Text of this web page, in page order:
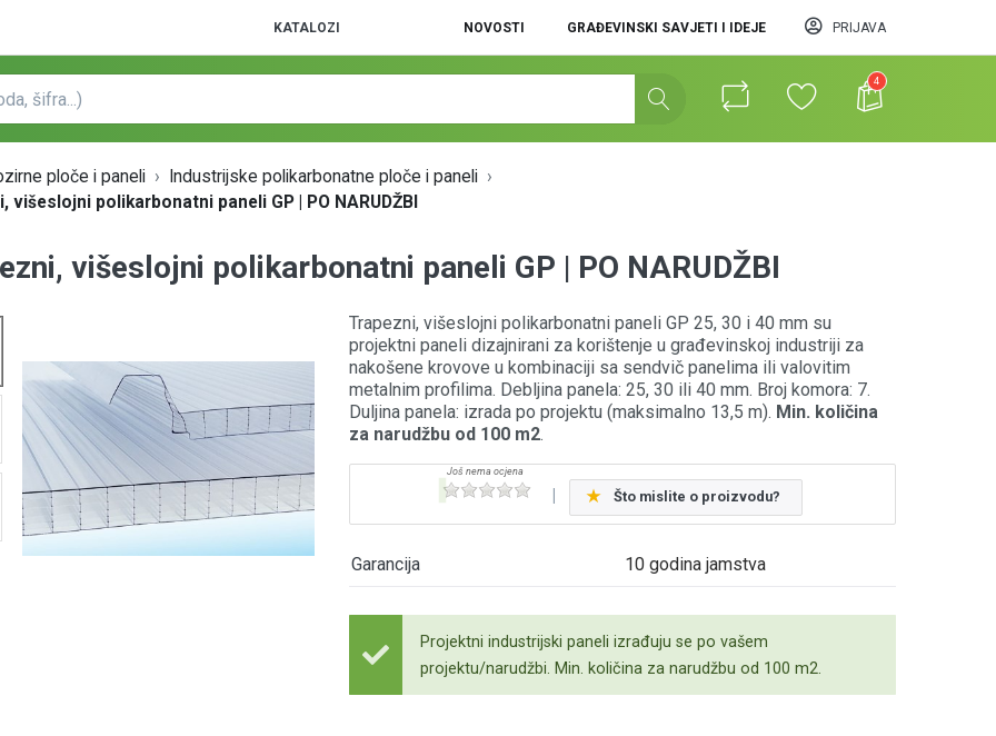
KATALOZI NOVOSTI GRAĐEVINSKI SAVJETI I IDEJE PRIJAVA
4
ploče i paneli
Industrijske polikarbonatne ploče i paneli
višeslojni polikarbonatni paneli GP | PO NARUDŽBI
višeslojni polikarbonatni paneli GP | PO NARUDŽBI
Trapezni, višeslojni polikarbonatni paneli GP 25, 30 i 40 mm su
projektni paneli dizajnirani za korištenje u građevinskoj industriji za
nakošene krovove u kombinaciji sa sendvič panelima ili valovitim
metalnim profilima. Debljina panela: 25, 30 ili 40 mm. Broj komora: 7.
Duljina panela: izrada po projektu (maksimalno 13,5 m). Min. količina
za narudžbu od 100 m2.
Što mislite o proizvodu?
Garancija 10 godina jamstva
Projektni industrijski paneli izrađuju se po vašem
projektu/narudžbi. Min. količina za narudžbu od 100 m2.